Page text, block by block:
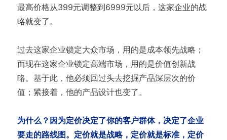
最高价格从399元调整到6999元以后，这家企业的战
略就变了。
过去这家企业锁定大众市场，用的是成本领先战略；
而现在这家企业锁定高端市场，用的是价值创新战
略。基于此，他必须回过头去挖掘产品深层次的价
值；紧接着，他的产品设计也变了。
为什么？因为定价决定了你的客户群体，决定了企业
要走的路线图。定价就是战略，定价就是标准，定价